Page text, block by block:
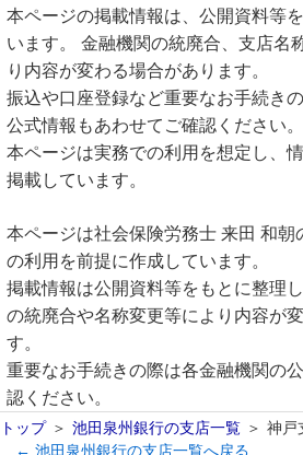
本ページの掲載情報は、公開資料等
います。 金融機関の統廃合、支店名
り内容が変わる場合があります。
振込や口座登録など重要なお手続き
公式情報もあわせてご確認ください。
本ページは実務での利用を想定し、
掲載しています。
本ページは社会保険労務士 来田 和朝
の利用を前提に作成しています。
掲載情報は公開資料等をもとに整理
の統廃合や名称変更等により内容が
す。
重要なお手続きの際は各金融機関の
認ください。
トップ 池田泉州銀行の支店一覧
神戸
← 池田泉州銀行の支店一覧へ戻る